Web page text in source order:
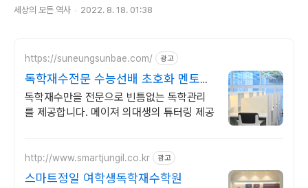
세상의 모든 역사 2022. 8. 18. 01:38
https://suneungsunbae.com/ 광고
독학재수전문 수능선배 초호화 멘토진
수능선배입니다
독학재수만을 전문으로 빈틈없는 독학관리
를 제공합니다. 메이져 의대생의 튜터링 제공
http://www.smartjungil.co.kr 광고
스마트정일 여학생독학재수학원